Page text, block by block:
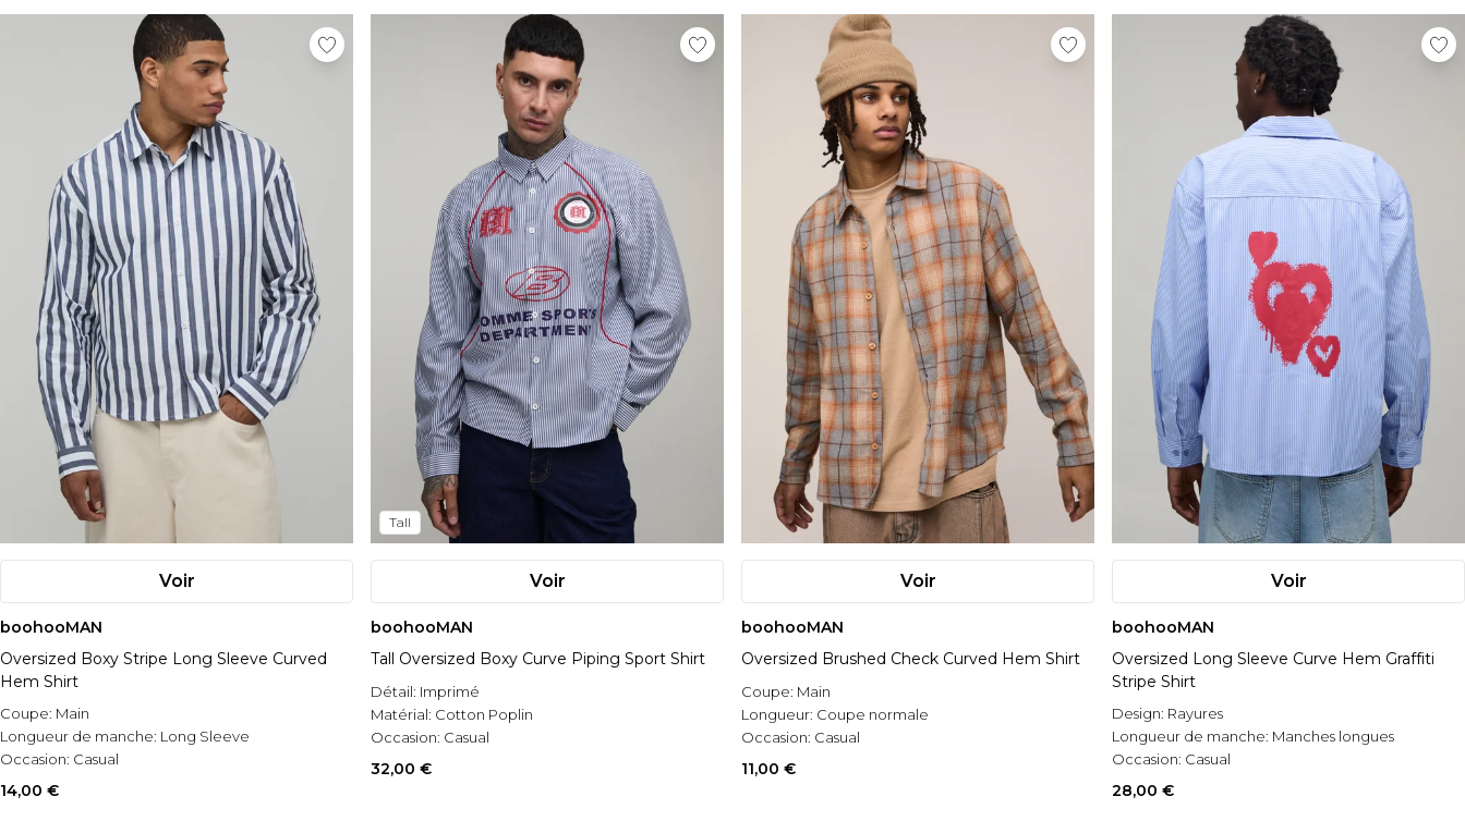
Voir
boohooMAN
Oversized Boxy Stripe Long Sleeve Curved
Hem Shirt
Coupe: Main
Longueur de manche: Long Sleeve
Occasion: Casual
14,00 €
Tall
Voir
boohooMAN
Tall Oversized Boxy Curve Piping Sport Shirt
Détail: Imprimé
Matérial: Cotton Poplin
Occasion: Casual
32,00 €
Voir
boohooMAN
Oversized Brushed Check Curved Hem Shirt
Coupe: Main
Longueur: Coupe normale
Occasion: Casual
11,00 €
Voir
boohooMAN
Oversized Long Sleeve Curve Hem Graffiti
Stripe Shirt
Design: Rayures
Longueur de manche: Manches longues
Occasion: Casual
28,00 €